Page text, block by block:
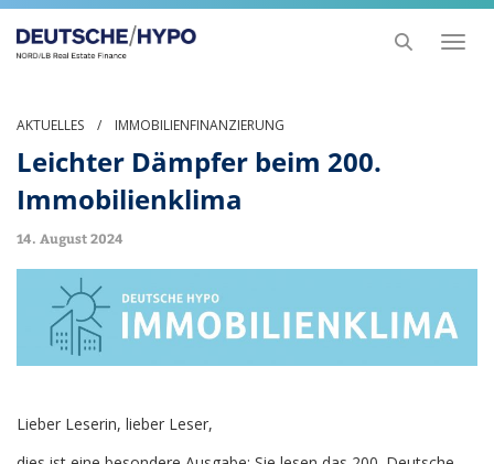
Toggle
AKTUELLES / IMMOBILIENFINANZIERUNG
Leichter Dämpfer beim 200.
Immobilienklima
14. August 2024
Lieber Leserin, lieber Leser,